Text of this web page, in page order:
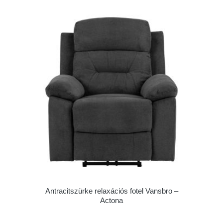
Antracitszürke relaxációs fotel Vansbro –
Actona